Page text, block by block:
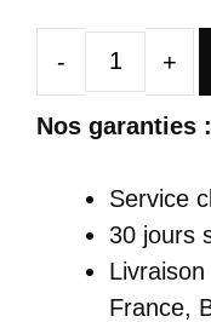
Nos garanties :
Service
30 jours
France,